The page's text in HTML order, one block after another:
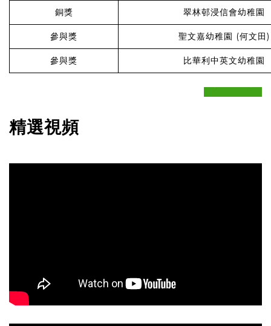
銅獎 翠林邨浸信會幼稚園
參與獎 聖文嘉幼稚園 (何文田)
參與獎 比華利中英文幼稚園
prev next
精選視頻